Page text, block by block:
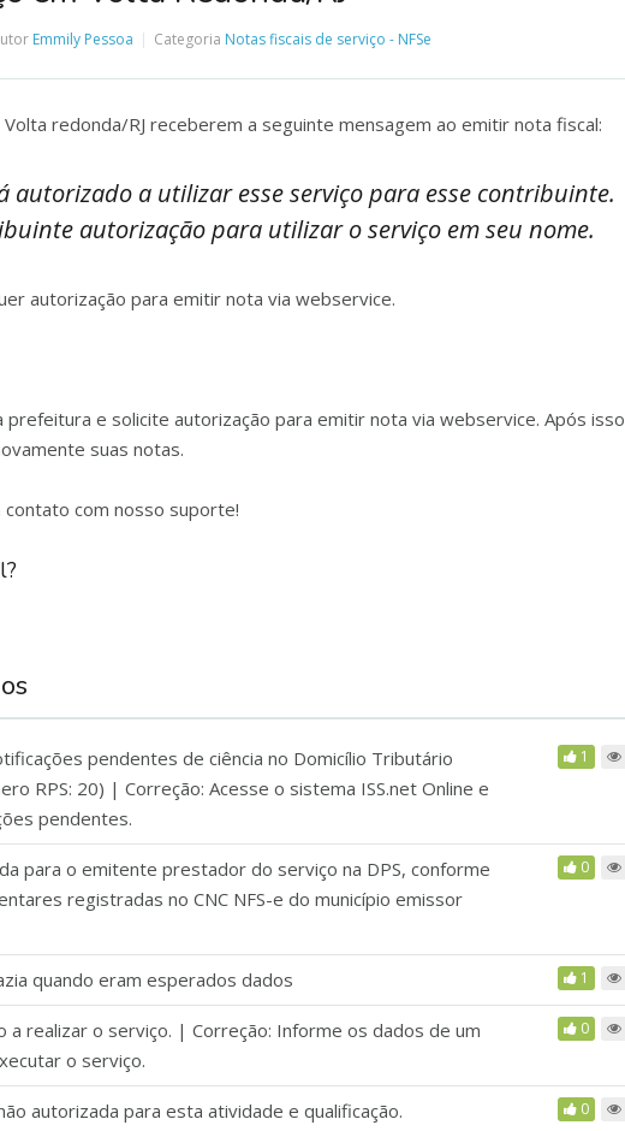
Emmily Pessoa Categoria Notas fiscais de serviço - NFSe
redonda/RJ receberem a seguinte mensagem ao emitir nota fiscal:
autorizado a utilizar esse serviço para esse contribuinte.
autorização para utilizar o serviço em seu nome.
autorização para emitir nota via webservice.
prefeitura e solicite autorização para emitir nota via webservice. Após isso
suas notas.
com nosso suporte!
pendentes de ciência no Domicílio Tributário
RPS: 20) | Correção: Acesse o sistema ISS.net Online e
pendentes.
1
para o emitente prestador do serviço na DPS, conforme
registradas no CNC NFS-e do município emissor
0
quando eram esperados dados 1
a realizar o serviço. | Correção: Informe os dados de um
o serviço.
0
autorizada para esta atividade e qualificação. 0